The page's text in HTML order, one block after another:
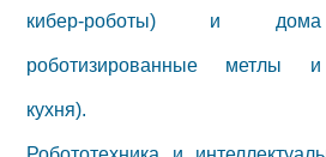
кибер-роботы) и дома
роботизированные метлы и
кухня).